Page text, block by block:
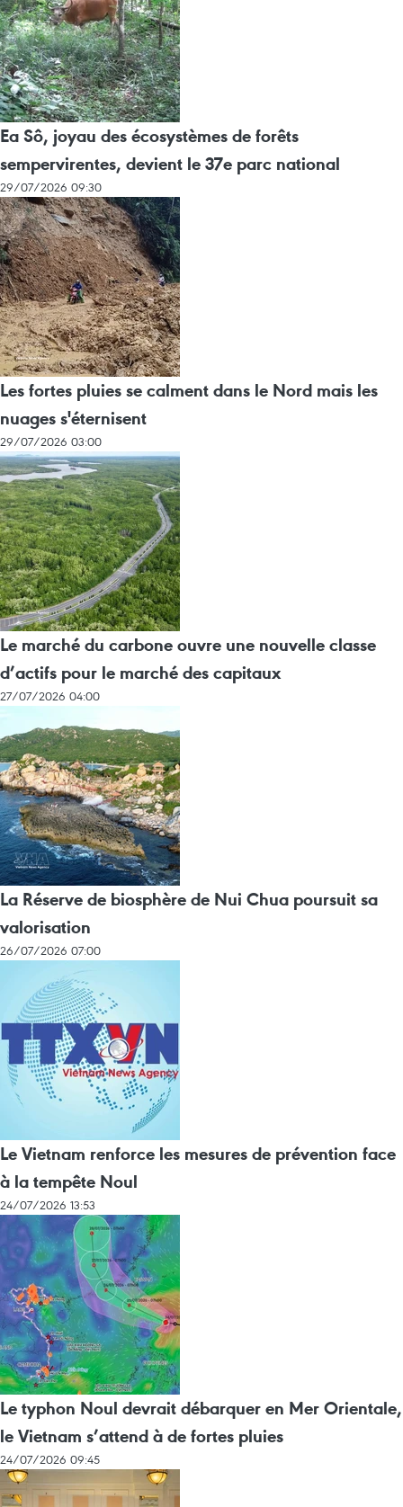
Ea Sô, joyau des écosystèmes de forêts
sempervirentes, devient le 37e parc national
29/07/2026 09:30
Les fortes pluies se calment dans le Nord mais les
nuages s'éternisent
29/07/2026 03:00
Le marché du carbone ouvre une nouvelle classe
d’actifs pour le marché des capitaux
27/07/2026 04:00
La Réserve de biosphère de Nui Chua poursuit sa
valorisation
26/07/2026 07:00
Le Vietnam renforce les mesures de prévention face
à la tempête Noul
24/07/2026 13:53
Le typhon Noul devrait débarquer en Mer Orientale,
le Vietnam s’attend à de fortes pluies
24/07/2026 09:45